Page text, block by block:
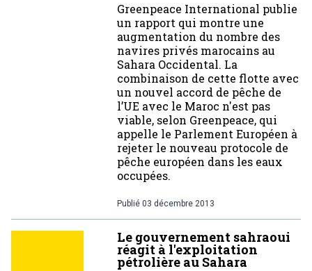
Greenpeace International publie
un rapport qui montre une
augmentation du nombre des
navires privés marocains au
Sahara Occidental. La
combinaison de cette flotte avec
un nouvel accord de pêche de
l’UE avec le Maroc n'est pas
viable, selon Greenpeace, qui
appelle le Parlement Européen à
rejeter le nouveau protocole de
pêche européen dans les eaux
occupées.
Publié 03 décembre 2013
Le gouvernement sahraoui
réagit à l'exploitation
pétrolière au Sahara